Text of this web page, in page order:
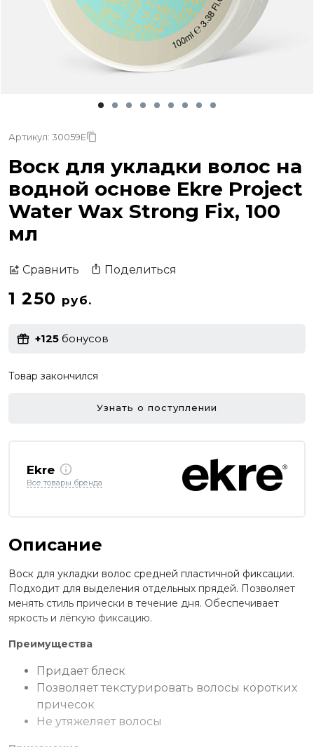
Артикул: 30059E
Воск для укладки волос на
водной основе Ekre Project
Water Wax Strong Fix, 100
мл
Сравнить Поделиться
1 250 руб.
+125 бонусов
Товар закончился
Узнать о поступлении
Ekre
Все товары бренда
Описание
Воск для укладки волос средней пластичной фиксации.
Подходит для выделения отдельных прядей. Позволяет
менять стиль прически в течение дня. Обеспечивает
яркость и лёгкую фиксацию.
Преимущества
Придает блеск
Позволяет текстурировать волосы коротких
причесок
Не утяжеляет волосы